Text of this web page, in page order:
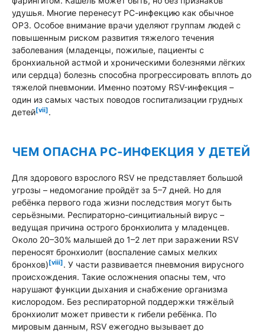
удушья. Многие перенесут РС-инфекцию как обычное
ОРЗ. Особое внимание врачи уделяют группам людей с
повышенным риском развития тяжелого течения
заболевания (младенцы, пожилые, пациенты с
бронхиальной астмой и хроническими болезнями лёгких
или сердца) болезнь способна прогрессировать вплоть до
тяжелой пневмонии. Именно поэтому RSV-инфекция –
один из самых частых поводов госпитализации грудных
детей[vii].
ЧЕМ ОПАСНА РС-ИНФЕКЦИЯ У ДЕТЕЙ
Для здорового взрослого RSV не представляет большой
угрозы – недомогание пройдёт за 5–7 дней. Но для
ребёнка первого года жизни последствия могут быть
серьёзными. Респираторно-синцитиальный вирус –
ведущая причина острого бронхиолита у младенцев.
Около 20–30% малышей до 1–2 лет при заражении RSV
переносят бронхиолит (воспаление самых мелких
бронхов)[viii]. У части развивается пневмония вирусного
происхождения. Такие осложнения опасны тем, что
нарушают функции дыхания и снабжение организма
кислородом. Без респираторной поддержки тяжёлый
бронхиолит может привести к гибели ребёнка. По
мировым данным, RSV ежегодно вызывает до